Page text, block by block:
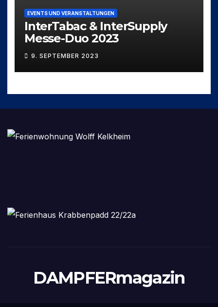
EVENTS UND VERANSTALTUNGEN
InterTabac & InterSupply
Messe-Duo 2023
9. SEPTEMBER 2023
DAMPFERmagazin